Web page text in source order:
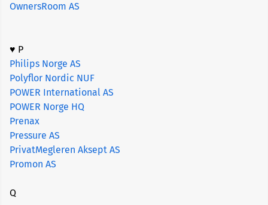
OwnersRoom AS
♥ P
Philips Norge AS
Polyflor Nordic NUF
POWER International AS
POWER Norge HQ
Prenax
Pressure AS
PrivatMegleren Aksept AS
Promon AS
Q